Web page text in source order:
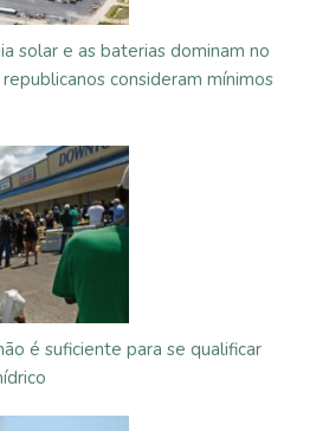
solar e as baterias dominam no
consideram mínimos
é suficiente para se qualificar